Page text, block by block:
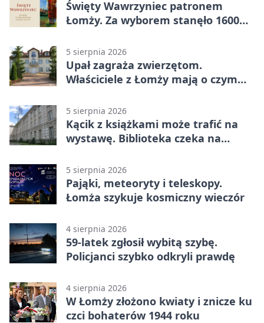
Święty Wawrzyniec patronem
Łomży. Za wyborem stanęło 1600
5 sierpnia 2026
Upał zagraża zwierzętom.
Właściciele z Łomży mają o czym
5 sierpnia 2026
Kącik z książkami może trafić na
wystawę. Biblioteka czeka na
5 sierpnia 2026
Pająki, meteoryty i teleskopy.
Łomża szykuje kosmiczny wieczór
4 sierpnia 2026
59-latek zgłosił wybitą szybę.
Policjanci szybko odkryli prawdę
4 sierpnia 2026
W Łomży złożono kwiaty i znicze ku
czci bohaterów 1944 roku